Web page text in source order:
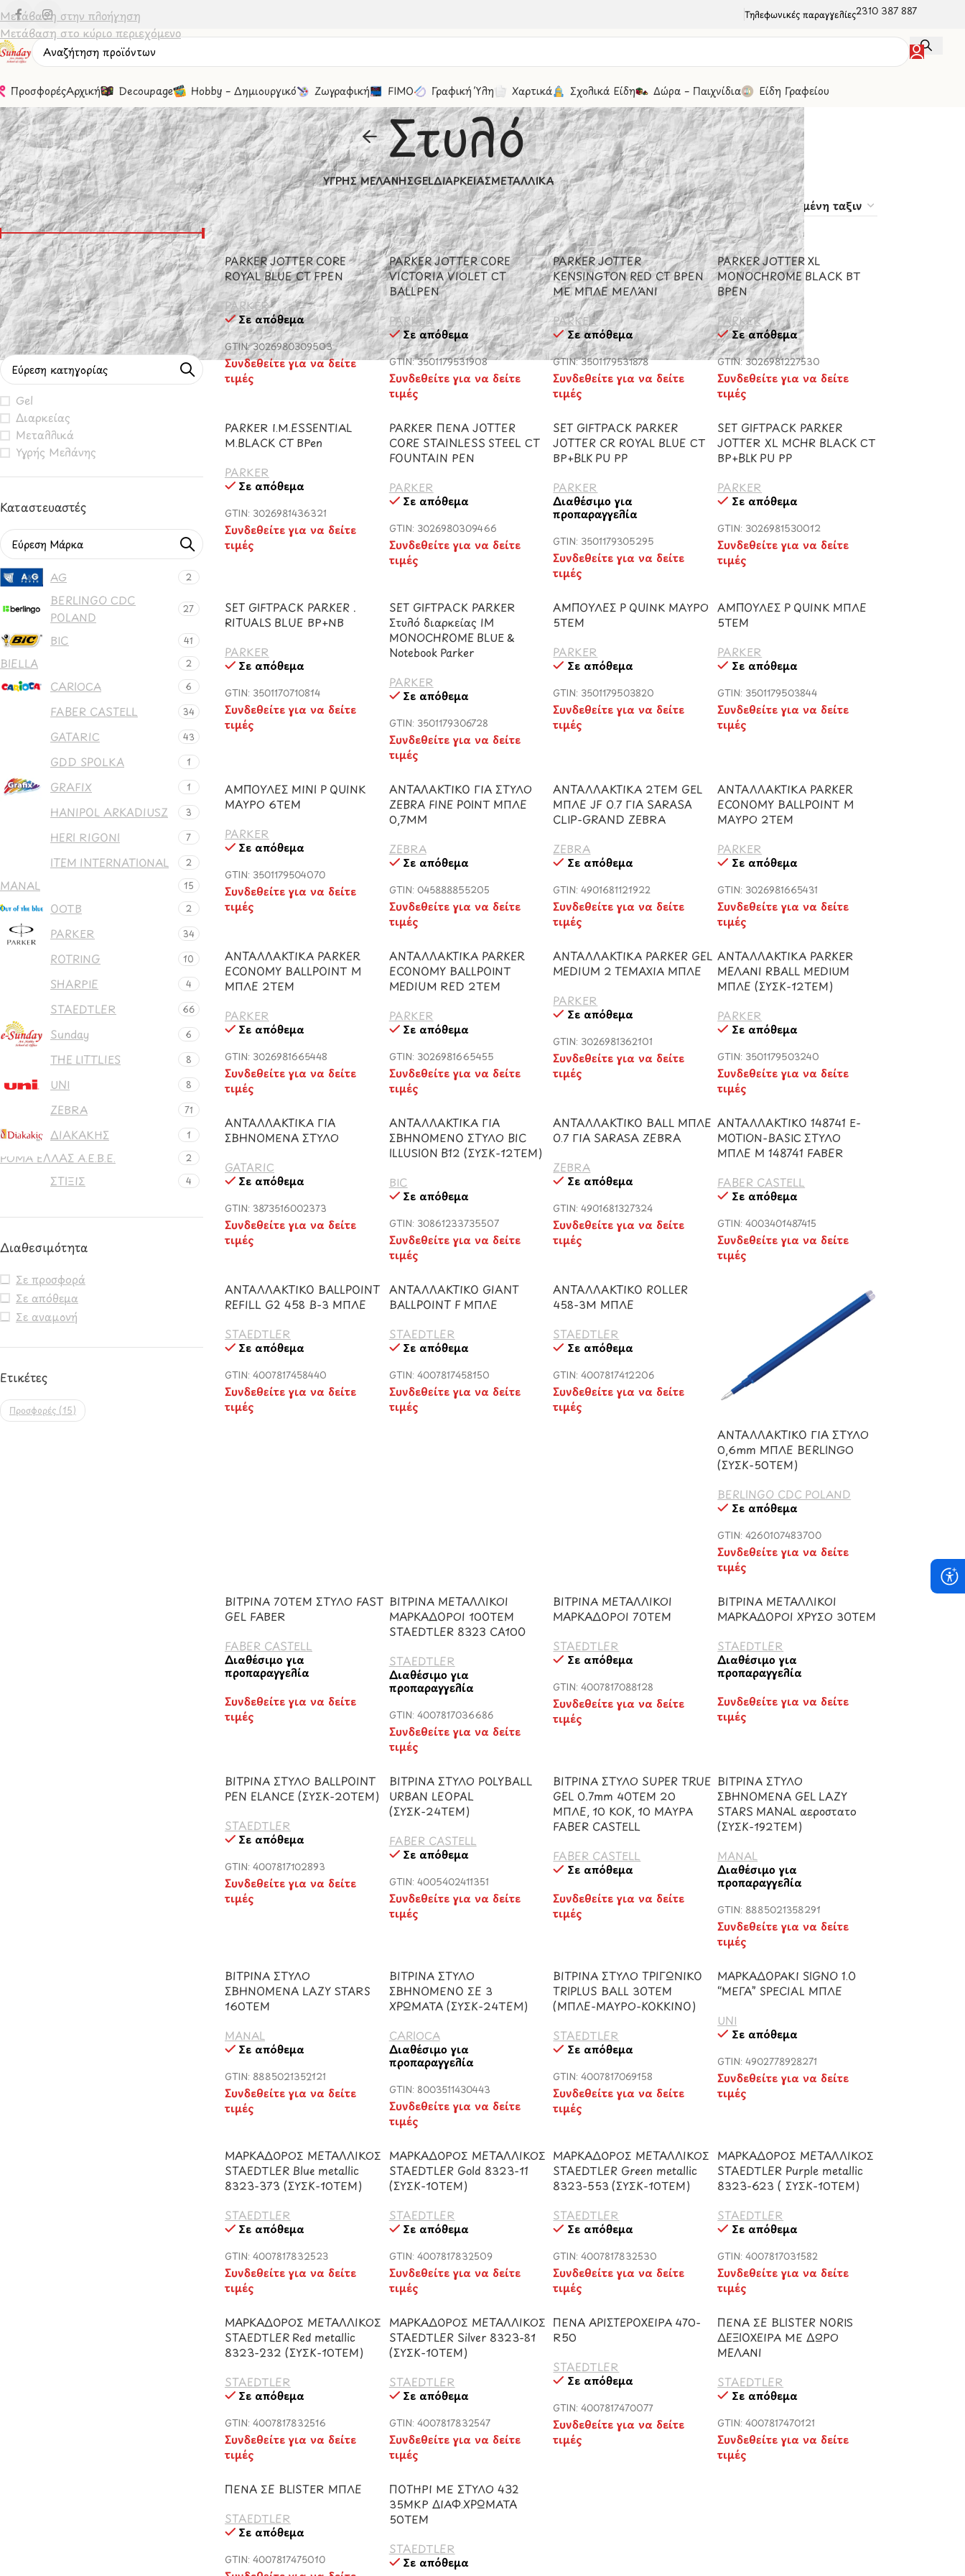
Μετάβαση στην πλοήγηση
Μετάβαση στο κύριο περιεχόμενο
Τηλεφωνικές παραγγελίες2310 387 887
ΠροσφορέςΑρχική Decoupage Hobby – Δημιουργικό Ζωγραφική FIMO Γραφική Ύλη Χαρτικά Σχολικά Είδη Δώρα – Παιχνίδια Είδη Γραφείου
Στυλό
ΥΓΡΉΣ ΜΕΛΆΝΗΣGELΔΙΑΡΚΕΊΑΣΜΕΤΑΛΛΙΚΆ
Φιλτράσισμα Βάσει Τιμής
Φιλτράρισμα
Τιμή:0 €—160 €
Φιλτράρισμα Βάσει Κατηγορίας
Gel
Διαρκείας
Μεταλλικά
Υγρής Μελάνης
Καταστευαστές
AG 2
BERLINGO CDC
POLAND
27
BIC 41
BIELLA 2
CARIOCA 6
FABER CASTELL 34
GATARIC 43
GDD SPOLKA 1
GRAFIX 1
HANIPOL ARKADIUSZ 3
HERI RIGONI 7
ITEM INTERNATIONAL 2
MANAL 15
OOTB 2
PARKER 34
ROTRING 10
SHARPIE 4
STAEDTLER 66
Sunday 6
THE LITTLIES 8
UNI 8
ZEBRA 71
ΔΙΑΚΑΚΗΣ 1
ΡΟΜΑ ΕΛΛΑΣ Α.Ε.Β.Ε. 2
ΣΤΙΞΙΣ 4
Διαθεσιμότητα
Σε προσφορά
Σε απόθεμα
Σε αναμονή
Ετικέτες
Προσφορές (15)
Αρχική σελίδα/Γραφική Ύλη/Στυλό Εμφάνιση 20 30 50 100
PARKER JOTTER CORE
ROYAL BLUE CT FPEN
PARKER
Σε απόθεμα
GTIN: 3026980309503
Συνδεθείτε για να δείτε
τιμές
PARKER JOTTER CORE
VICTORIA VIOLET CT
BALLPEN
PARKER
Σε απόθεμα
GTIN: 3501179531908
Συνδεθείτε για να δείτε
τιμές
PARKER JOTTER
KENSINGTON RED CT BPEN
ΜΕ ΜΠΛΕ MΕΛΆΝΙ
PARKER
Σε απόθεμα
GTIN: 3501179531878
Συνδεθείτε για να δείτε
τιμές
PARKER JOTTER XL
MONOCHROME BLACK BT
BPEN
PARKER
Σε απόθεμα
GTIN: 3026981227530
Συνδεθείτε για να δείτε
τιμές
PARKER Ι.Μ.ESSENTIAL
Μ.BLACK CT BPen
PARKER
Σε απόθεμα
GTIN: 3026981436321
Συνδεθείτε για να δείτε
τιμές
PARKER ΠΕΝΑ JOTTER
CORE STAINLESS STEEL CT
FOUNTAIN PEN
PARKER
Σε απόθεμα
GTIN: 3026980309466
Συνδεθείτε για να δείτε
τιμές
SET GIFTPACK PARKER
JOTTER CR ROYAL BLUE CT
BP+BLK PU PP
PARKER
Διαθέσιμο για
προπαραγγελία
GTIN: 3501179305295
Συνδεθείτε για να δείτε
τιμές
SET GIFTPACK PARKER
JOTTER XL MCHR BLACK CT
BP+BLK PU PP
PARKER
Σε απόθεμα
GTIN: 3026981530012
Συνδεθείτε για να δείτε
τιμές
SET GIFTPACK PARKER .
RITUALS BLUE BP+NB
PARKER
Σε απόθεμα
GTIN: 3501170710814
Συνδεθείτε για να δείτε
τιμές
SET GIFTPACK PARKER
Στυλό διαρκείας IM
MONOCHROME BLUE &
Notebook Parker
PARKER
Σε απόθεμα
GTIN: 3501179306728
Συνδεθείτε για να δείτε
τιμές
ΑΜΠΟΥΛΕΣ P QUINK ΜΑΥΡΟ
5ΤΕΜ
PARKER
Σε απόθεμα
GTIN: 3501179503820
Συνδεθείτε για να δείτε
τιμές
ΑΜΠΟΥΛΕΣ P QUINK ΜΠΛΕ
5ΤΕΜ
PARKER
Σε απόθεμα
GTIN: 3501179503844
Συνδεθείτε για να δείτε
τιμές
ΑΜΠΟΥΛΕΣ ΜΙΝΙ P QUINK
ΜΑΥΡΟ 6ΤΕΜ
PARKER
Σε απόθεμα
GTIN: 3501179504070
Συνδεθείτε για να δείτε
τιμές
ΑΝΤΑΛΑΚΤΙΚΟ ΓΙΑ ΣΤΥΛΟ
ZEBRA FINE POINT ΜΠΛΕ
0,7MM
ZEBRA
Σε απόθεμα
GTIN: 045888855205
Συνδεθείτε για να δείτε
τιμές
ΑΝΤΑΛΛΑΚΤΙΚΑ 2ΤΕΜ GEL
ΜΠΛΕ JF 0.7 ΓΙΑ SARASA
CLIP-GRAND ZEBRA
ZEBRA
Σε απόθεμα
GTIN: 4901681121922
Συνδεθείτε για να δείτε
τιμές
ΑΝΤΑΛΛΑΚΤΙΚΑ PARKER
ECONOMY BALLPOINT M
ΜΑΥΡΟ 2ΤΕΜ
PARKER
Σε απόθεμα
GTIN: 3026981665431
Συνδεθείτε για να δείτε
τιμές
ΑΝΤΑΛΛΑΚΤΙΚΑ PARKER
ECONOMY BALLPOINT M
ΜΠΛΕ 2ΤΕΜ
PARKER
Σε απόθεμα
GTIN: 3026981665448
Συνδεθείτε για να δείτε
τιμές
ΑΝΤΑΛΛΑΚΤΙΚΑ PARKER
ECONOMY BALLPOINT
MEDIUM RED 2ΤΕΜ
PARKER
Σε απόθεμα
GTIN: 3026981665455
Συνδεθείτε για να δείτε
τιμές
ΑΝΤΑΛΛΑΚΤΙΚΑ PARKER GEL
MEDIUM 2 ΤΕΜΑΧΙΑ ΜΠΛΕ
PARKER
Σε απόθεμα
GTIN: 3026981362101
Συνδεθείτε για να δείτε
τιμές
ΑΝΤΑΛΛΑΚΤΙΚΑ PARKER
ΜΕΛΑΝΙ RBALL MEDIUM
ΜΠΛΕ (ΣΥΣΚ-12ΤΕΜ)
PARKER
Σε απόθεμα
GTIN: 3501179503240
Συνδεθείτε για να δείτε
τιμές
ΑΝΤΑΛΛΑΚΤΙΚΑ ΓΙΑ
ΣΒΗΝΟΜΕΝΑ ΣΤΥΛΟ
GATARIC
Σε απόθεμα
GTIN: 3873516002373
Συνδεθείτε για να δείτε
τιμές
ΑΝΤΑΛΛΑΚΤΙΚΑ ΓΙΑ
ΣΒΗΝΟΜΕΝΟ ΣΤΥΛΟ BIC
ILLUSION B12 (ΣΥΣΚ-12ΤΕΜ)
BIC
Σε απόθεμα
GTIN: 30861233735507
Συνδεθείτε για να δείτε
τιμές
ΑΝΤΑΛΛΑΚΤΙΚΟ BALL ΜΠΛΕ
0.7 ΓΙΑ SARASA ZEBRA
ZEBRA
Σε απόθεμα
GTIN: 4901681327324
Συνδεθείτε για να δείτε
τιμές
ΑΝΤΑΛΛΑΚΤΙΚΟ 148741 E-
MOTION-BASIC ΣΤΥΛΟ
ΜΠΛΕ M 148741 FABER
FABER CASTELL
Σε απόθεμα
GTIN: 4003401487415
Συνδεθείτε για να δείτε
τιμές
ΑΝΤΑΛΛΑΚΤΙΚΟ BALLPOINT
REFILL G2 458 B-3 ΜΠΛΕ
STAEDTLER
Σε απόθεμα
GTIN: 4007817458440
Συνδεθείτε για να δείτε
τιμές
ΑΝΤΑΛΛΑΚΤΙΚΟ GIANT
BALLPOINT F ΜΠΛΕ
STAEDTLER
Σε απόθεμα
GTIN: 4007817458150
Συνδεθείτε για να δείτε
τιμές
ΑΝΤΑΛΛΑΚΤΙΚΟ ROLLER
458-3Μ ΜΠΛΕ
STAEDTLER
Σε απόθεμα
GTIN: 4007817412206
Συνδεθείτε για να δείτε
τιμές
ΑΝΤΑΛΛΑΚΤΙΚΟ ΓΙΑ ΣΤΥΛΟ
0,6mm ΜΠΛΕ BERLINGO
(ΣΥΣΚ-50ΤΕΜ)
BERLINGO CDC POLAND
Σε απόθεμα
GTIN: 4260107483700
Συνδεθείτε για να δείτε
τιμές
ΒΙΤΡΙΝΑ 70ΤΕΜ ΣΤΥΛΟ FAST
GEL FABER
FABER CASTELL
Διαθέσιμο για
προπαραγγελία
Συνδεθείτε για να δείτε
τιμές
ΒΙΤΡΙΝΑ ΜΕΤΑΛΛΙΚΟΙ
ΜΑΡΚΑΔΟΡΟΙ 100ΤΕΜ
STAEDTLER 8323 CA100
STAEDTLER
Διαθέσιμο για
προπαραγγελία
GTIN: 4007817036686
Συνδεθείτε για να δείτε
τιμές
ΒΙΤΡΙΝΑ ΜΕΤΑΛΛΙΚΟΙ
ΜΑΡΚΑΔΟΡΟΙ 70ΤΕΜ
STAEDTLER
Σε απόθεμα
GTIN: 4007817088128
Συνδεθείτε για να δείτε
τιμές
ΒΙΤΡΙΝΑ ΜΕΤΑΛΛΙΚΟΙ
ΜΑΡΚΑΔΟΡΟΙ ΧΡΥΣΟ 30ΤΕΜ
STAEDTLER
Διαθέσιμο για
προπαραγγελία
Συνδεθείτε για να δείτε
τιμές
ΒΙΤΡΙΝΑ ΣΤΥΛΟ BALLPOINT
PEN ELANCE (ΣΥΣΚ-20ΤΕΜ)
STAEDTLER
Σε απόθεμα
GTIN: 4007817102893
Συνδεθείτε για να δείτε
τιμές
ΒΙΤΡΙΝΑ ΣΤΥΛΟ POLYBALL
URBAN LEOPAL
(ΣΥΣΚ-24ΤΕΜ)
FABER CASTELL
Σε απόθεμα
GTIN: 4005402411351
Συνδεθείτε για να δείτε
τιμές
ΒΙΤΡΙΝΑ ΣΤΥΛΟ SUPER TRUE
GEL 0.7mm 40ΤΕΜ 20
ΜΠΛΕ, 10 ΚΟΚ, 10 ΜΑΥΡΑ
FABER CASTELL
FABER CASTELL
Σε απόθεμα
Συνδεθείτε για να δείτε
τιμές
ΒΙΤΡΙΝΑ ΣΤΥΛΟ
ΣΒΗΝΟΜΕΝΑ GEL LAZY
STARS MANAL αεροστατο
(ΣΥΣΚ-192ΤΕΜ)
MANAL
Διαθέσιμο για
προπαραγγελία
GTIN: 8885021358291
Συνδεθείτε για να δείτε
τιμές
ΒΙΤΡΙΝΑ ΣΤΥΛΟ
ΣΒΗΝΟΜΕΝΑ LAZY STARS
160ΤΕΜ
MANAL
Σε απόθεμα
GTIN: 8885021352121
Συνδεθείτε για να δείτε
τιμές
ΒΙΤΡΙΝΑ ΣΤΥΛΟ
ΣΒΗΝΟΜΕΝΟ ΣΕ 3
ΧΡΩΜΑΤΑ (ΣΥΣΚ-24TEM)
CARIOCA
Διαθέσιμο για
προπαραγγελία
GTIN: 8003511430443
Συνδεθείτε για να δείτε
τιμές
ΒΙΤΡΙΝΑ ΣΤΥΛΟ ΤΡΙΓΩΝΙΚΟ
TRIPLUS BALL 30ΤΕΜ
(ΜΠΛΕ-ΜΑΥΡΟ-ΚΟΚΚΙΝΟ)
STAEDTLER
Σε απόθεμα
GTIN: 4007817069158
Συνδεθείτε για να δείτε
τιμές
ΜΑΡΚΑΔΟΡΑΚΙ SIGNO 1.0
“ΜΕΓΑ” SPECIAL ΜΠΛΕ
UNI
Σε απόθεμα
GTIN: 4902778928271
Συνδεθείτε για να δείτε
τιμές
ΜΑΡΚΑΔΟΡΟΣ ΜΕΤΑΛΛΙΚΟΣ
STAEDTLER Blue metallic
8323-373 (ΣΥΣΚ-10ΤΕΜ)
STAEDTLER
Σε απόθεμα
GTIN: 4007817832523
Συνδεθείτε για να δείτε
τιμές
ΜΑΡΚΑΔΟΡΟΣ ΜΕΤΑΛΛΙΚΟΣ
STAEDTLER Gold 8323-11
(ΣΥΣΚ-10ΤΕΜ)
STAEDTLER
Σε απόθεμα
GTIN: 4007817832509
Συνδεθείτε για να δείτε
τιμές
ΜΑΡΚΑΔΟΡΟΣ ΜΕΤΑΛΛΙΚΟΣ
STAEDTLER Green metallic
8323-553 (ΣΥΣΚ-10ΤΕΜ)
STAEDTLER
Σε απόθεμα
GTIN: 4007817832530
Συνδεθείτε για να δείτε
τιμές
ΜΑΡΚΑΔΟΡΟΣ ΜΕΤΑΛΛΙΚΟΣ
STAEDTLER Purple metallic
8323-623 ( ΣΥΣΚ-10ΤΕΜ)
STAEDTLER
Σε απόθεμα
GTIN: 4007817031582
Συνδεθείτε για να δείτε
τιμές
ΜΑΡΚΑΔΟΡΟΣ ΜΕΤΑΛΛΙΚΟΣ
STAEDTLER Red metallic
8323-232 (ΣΥΣΚ-10ΤΕΜ)
STAEDTLER
Σε απόθεμα
GTIN: 4007817832516
Συνδεθείτε για να δείτε
τιμές
ΜΑΡΚΑΔΟΡΟΣ ΜΕΤΑΛΛΙΚΟΣ
STAEDTLER Silver 8323-81
(ΣΥΣΚ-10ΤΕΜ)
STAEDTLER
Σε απόθεμα
GTIN: 4007817832547
Συνδεθείτε για να δείτε
τιμές
ΠΕΝΑ ΑΡΙΣΤΕΡΟΧΕΙΡΑ 470-
R50
STAEDTLER
Σε απόθεμα
GTIN: 4007817470077
Συνδεθείτε για να δείτε
τιμές
ΠΕΝΑ ΣΕ BLISTER NORIS
ΔΕΞΙΟΧΕΙΡΑ ΜΕ ΔΩΡΟ
ΜΕΛΑΝΙ
STAEDTLER
Σε απόθεμα
GTIN: 4007817470121
Συνδεθείτε για να δείτε
τιμές
ΠΕΝΑ ΣΕ BLISTER ΜΠΛΕ
STAEDTLER
Σε απόθεμα
GTIN: 4007817475010
ΠΟΤΗΡΙ ΜΕ ΣΤΥΛΟ 432
35MKP ΔΙΑΦ.ΧΡΩΜΑΤΑ
50ΤΕΜ
STAEDTLER
Σε απόθεμα